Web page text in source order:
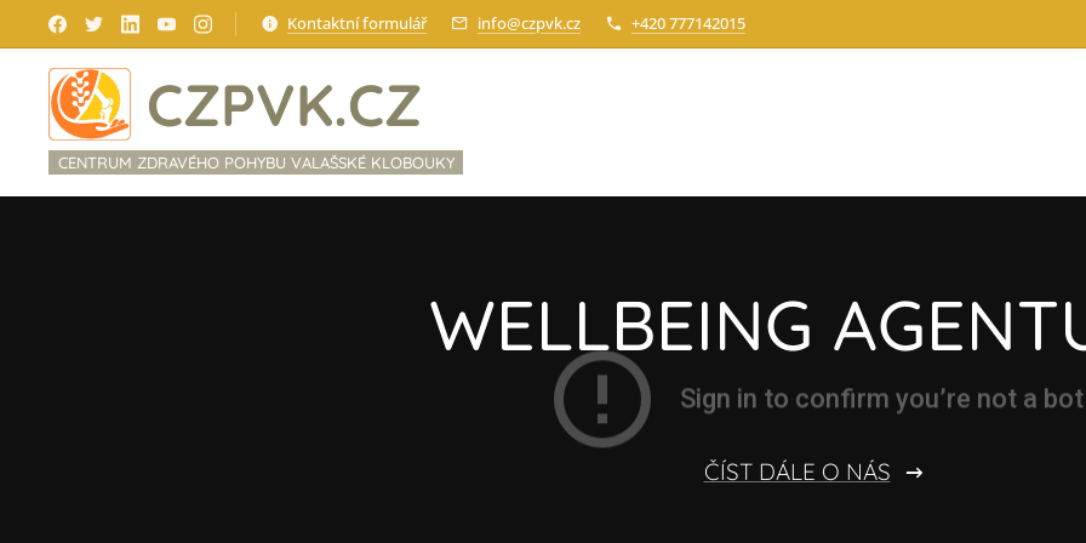
Kontaktní formulář info@czpvk.cz +420 777142015
CZPVK.CZ
CENTRUM ZDRAVÉHO POHYBU VALAŠSKÉ KLOBOUKY
WELLBEING
ČÍST DÁLE O NÁS